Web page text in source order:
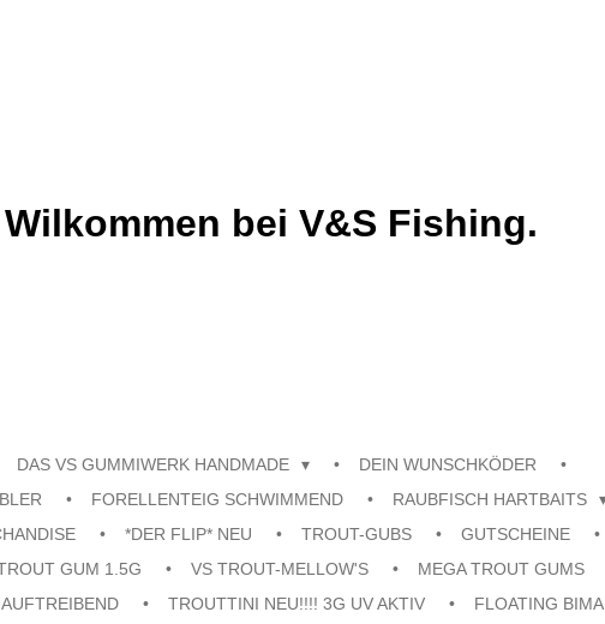
Wilkommen bei V&S Fishing.
DAS VS GUMMIWERK HANDMADE
DEIN WUNSCHKÖDER
FORELLENTEIG SCHWIMMEND
RAUBFISCH HARTBAITS
*DER FLIP* NEU TROUT-GUBS
GUTSCHEINE
GUM 1.5G VS TROUT-MELLOW'S
MEGA TROUT GUMS
TROUTTINI NEU!!!! 3G UV AKTIV
FLOATING BIMA